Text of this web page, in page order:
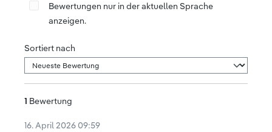
Bewertungen nur in der aktuellen Sprache
anzeigen.
Sortiert nach
1 Bewertung
16. April 2026 09:59